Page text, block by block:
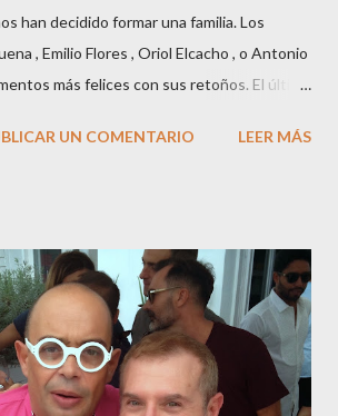
han decidido formar una familia. Los
, Emilio Flores , Oriol Elcacho , o Antonio
más felices con sus retoños. El último
hace poco más de una semana. El top
un precioso niño. Marta ha sido toda una
primeros 3 meses de embarazo tuvo que
a un síndrome llamado
los meses fatídicos de
con el embarazo, ahora es una
UN COMENTARIO LEER MÁS